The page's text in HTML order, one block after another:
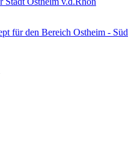
für den Bereich Ostheim - Süd